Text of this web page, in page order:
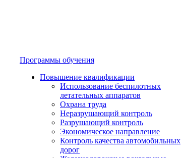
Программы обучения
Повышение квалификации
Использование беспилотных
летательных аппаратов
Охрана труда
Неразрушающий контроль
Разрушающий контроль
Экономическое направление
Контроль качества автомобильных
дорог